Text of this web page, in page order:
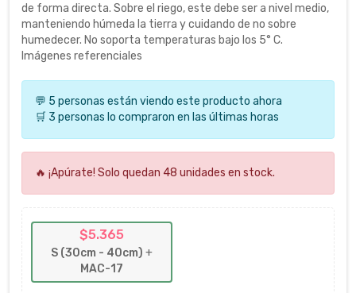
de forma directa. Sobre el riego, este debe ser a nivel medio,
manteniendo húmeda la tierra y cuidando de no sobre
humedecer. No soporta temperaturas bajo los 5° C.
Imágenes referenciales
💬 5 personas están viendo este producto ahora
🛒 3 personas lo compraron en las últimas horas
🔥 ¡Apúrate! Solo quedan 48 unidades en stock.
$5.365
S (30cm - 40cm) +
MAC-17